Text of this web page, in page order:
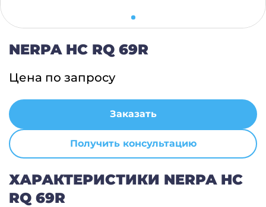
NERPA HC RQ 69R
Цена по запросу
Заказать
Получить консультацию
ХАРАКТЕРИСТИКИ NERPA HC
RQ 69R